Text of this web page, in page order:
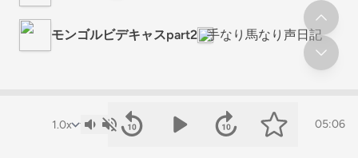
05:06
モンゴルビデキャスpart2 手なり馬なり声日記